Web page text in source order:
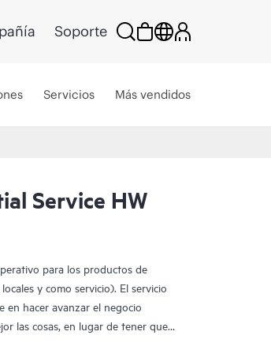
Soporte
Servicios Más vendidos
Service HW
para los productos de
y como servicio). El servicio
en hacer avanzar el negocio
las cosas, en lugar de tener que